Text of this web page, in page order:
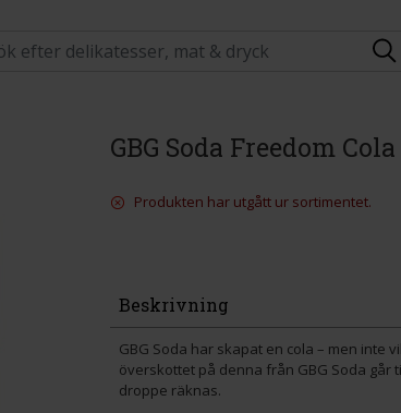
GBG Soda Freedom
Produkten har utgått ur sortimentet.
Beskrivning
GBG Soda har skapat en cola – men inte
överskottet på denna från GBG Soda går
droppe räknas.